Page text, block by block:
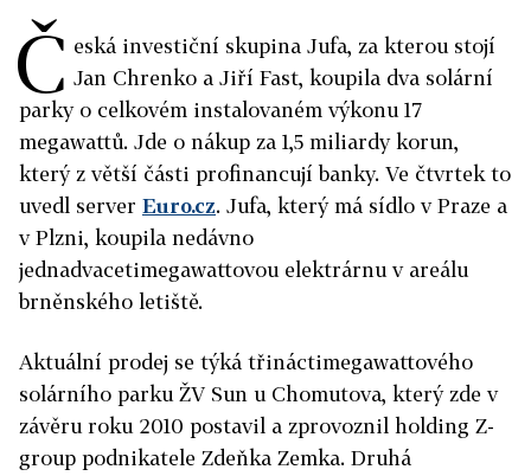
Č eská investiční skupina Jufa, za kterou stojí
Jan Chrenko a Jiří Fast, koupila dva solární
parky o celkovém instalovaném výkonu 17
megawattů. Jde o nákup za 1,5 miliardy korun,
který z větší části profinancují banky. Ve čtvrtek to
uvedl server Euro.cz. Jufa, který má sídlo v Praze a
v Plzni, koupila nedávno
jednadvacetimegawattovou elektrárnu v areálu
brněnského letiště.
Aktuální prodej se týká třináctimegawattového
solárního parku ŽV Sun u Chomutova, který zde v
závěru roku 2010 postavil a zprovoznil holding Z-
group podnikatele Zdeňka Zemka. Druhá